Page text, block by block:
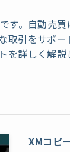
す。自動売
取引をサポ
詳しく解説
XMコピ